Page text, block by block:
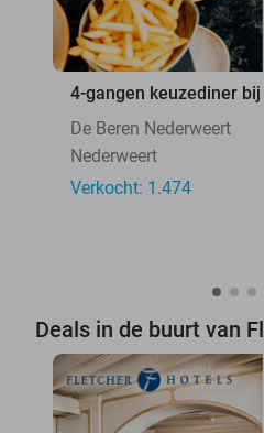
4-gangen keuzediner bij
De Beren Nederweert
Nederweert
Verkocht: 1.474
Deals in de buurt van